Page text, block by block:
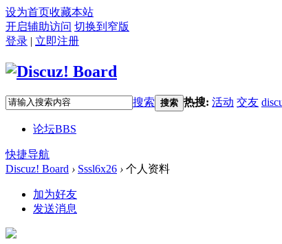
设为首页收藏本站
开启辅助访问 切换到窄版
登录 | 立即注册
搜索 搜索 热搜: 活动 交友
论坛BBS
快捷导航
Discuz! Board › Sssl6x26 › 个人资料
加为好友
发送消息